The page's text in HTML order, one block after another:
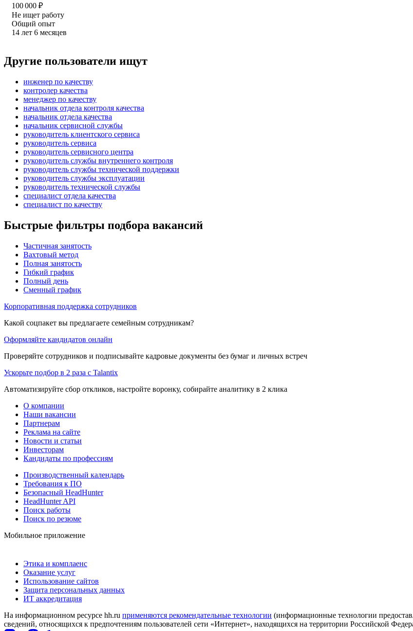
100 000 ₽
Не ищет работу
Общий опыт
14 лет 6 месяцев
Другие пользователи ищут
инженер по качеству
контролер качества
менеджер по качеству
начальник отдела контроля качества
начальник отдела качества
начальник сервисной службы
руководитель клиентского сервиса
руководитель сервиса
руководитель сервисного центра
руководитель службы внутреннего контроля
руководитель службы технической поддержки
руководитель службы эксплуатации
руководитель технической службы
специалист отдела качества
специалист по качеству
Быстрые фильтры подбора вакансий
Частичная занятость
Вахтовый метод
Полная занятость
Гибкий график
Полный день
Сменный график
Корпоративная поддержка сотрудников
Какой соцпакет вы предлагаете семейным сотрудникам?
Оформляйте кандидатов онлайн
Проверяйте сотрудников и подписывайте кадровые документы без бумаг и личных встреч
Ускорьте подбор в 2 раза с Talantix
Автоматизируйте сбор откликов, настройте воронку, собирайте аналитику в 2 клика
О компании
Наши вакансии
Партнерам
Реклама на сайте
Новости и статьи
Инвесторам
Кандидаты по профессиям
Производственный календарь
Требования к ПО
Безопасный HeadHunter
HeadHunter API
Поиск работы
Поиск по резюме
Мобильное приложение
Этика и комплаенс
Оказание услуг
Использование сайтов
Защита персональных данных
ИТ аккредитация
На информационном ресурсе hh.ru применяются рекомендательные технологии (информационные технологии
сведений, относящихся к предпочтениям пользователей сети «Интернет», находящихся на территории Российской